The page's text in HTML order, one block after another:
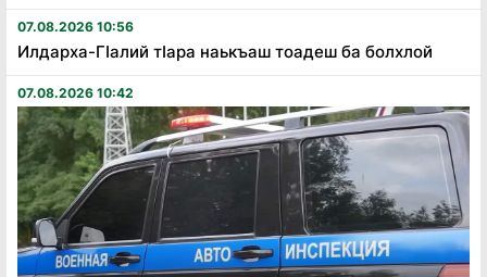
07.08.2026 10:56
Илдарха-Гӏалий тӏара наькъаш тоадеш ба болхлой
07.08.2026 10:42